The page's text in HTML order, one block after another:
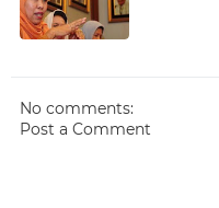
No comments:
Post a Comment